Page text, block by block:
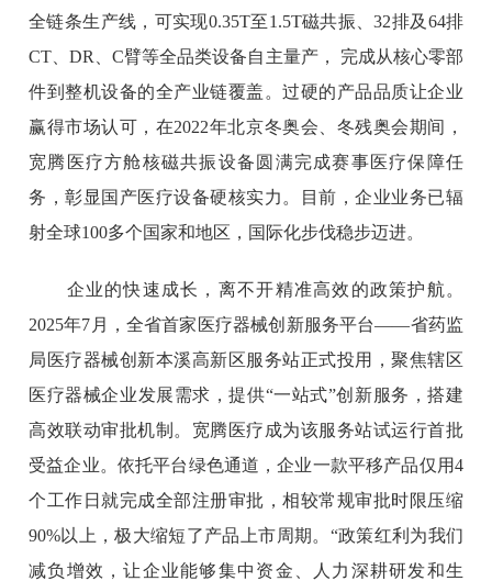
全链条生产线，可实现0.35T至1.5T磁共振、32排及64排
CT、DR、C臂等全品类设备自主量产， 完成从核心零部
件到整机设备的全产业链覆盖。过硬的产品品质让企业
赢得市场认可，在2022年北京冬奥会、冬残奥会期间，
宽腾医疗方舱核磁共振设备圆满完成赛事医疗保障任
务，彰显国产医疗设备硬核实力。目前，企业业务已辐
射全球100多个国家和地区，国际化步伐稳步迈进。
企业的快速成长，离不开精准高效的政策护航。
2025年7月，全省首家医疗器械创新服务平台——省药监
局医疗器械创新本溪高新区服务站正式投用，聚焦辖区
医疗器械企业发展需求，提供“一站式”创新服务，搭建
高效联动审批机制。宽腾医疗成为该服务站试运行首批
受益企业。依托平台绿色通道，企业一款平移产品仅用4
个工作日就完成全部注册审批，相较常规审批时限压缩
90%以上，极大缩短了产品上市周期。“政策红利为我们
减负增效，让企业能够集中资金、人力深耕研发和生